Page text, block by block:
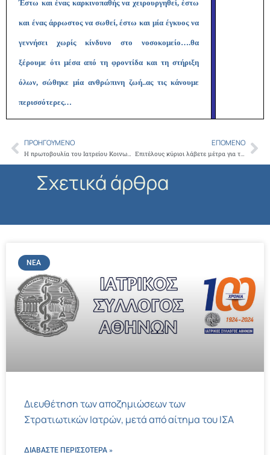
Έστω και ένας καρκινοπαθής να χειρουργηθεί, έστω
και ένας άρρωστος να σωθεί, έστω και μία έγκυος να
γεννήσει χωρίς κίνδυνο στο νοσοκομείο….θα
ξέρουμε ότι μέσα από τη φροντίδα και τη στήριξη
όλων, σώθηκε μία ανθρώπινη ζωή..ας τις κάνουμε
περισσότερες…
Prev
ΠΡΟΗΓΟΎΜΕΝΟ
Η πρωτοβουλία του Ιατρείου Κοινωνικής Αποστολής να συνεργαστεί με νοσοκομεία του ΕΣΥ, έσωσε ζωές
ΕΠΌΜΕΝΟ
Επιτέλους κύριοι λάβετε μέτρα για την άμεση καταβολή των δαπανών για τις λογοθεραπείες και λοιπές θεραπείες στους ιατρούς
Σχετικά άρθρα
ΝΈΑ
Διευθέτηση των αποζημιώσεων των
Στρατιωτικών Ιατρών, μετά από αίτημα του ΙΣΑ
ΔΙΑΒΑΣΤΕ ΠΕΡΙΣΣΌΤΕΡΑ »